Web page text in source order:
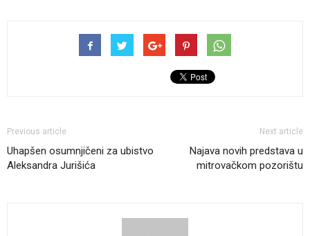
Previous article
Uhapšen osumnjičeni za ubistvo
Aleksandra Jurišića
Next article
Najava novih predstava u
mitrovačkom pozorištu